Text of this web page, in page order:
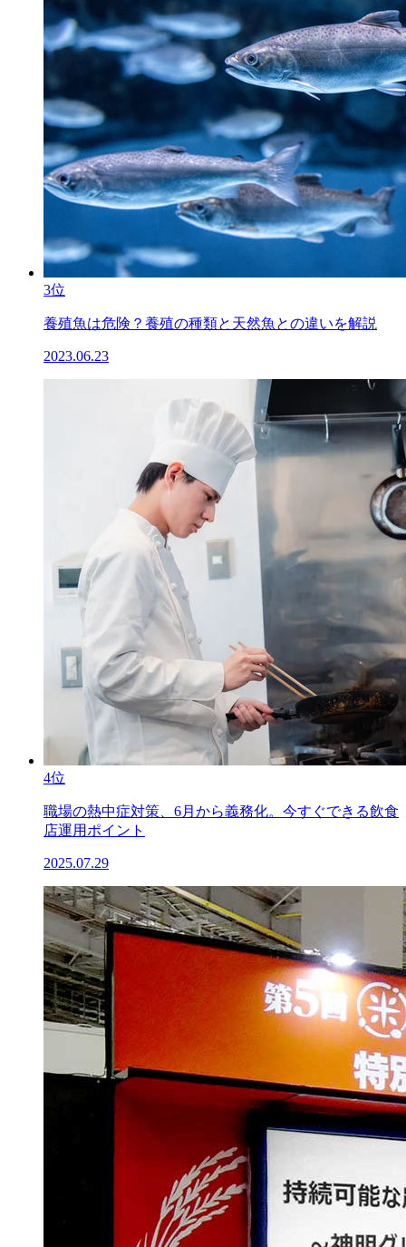
3位
養殖魚は危険？養殖の種類と天然魚との違いを解説
2023.06.23
4位
職場の熱中症対策、6月から義務化。今すぐできる飲食
店運用ポイント
2025.07.29